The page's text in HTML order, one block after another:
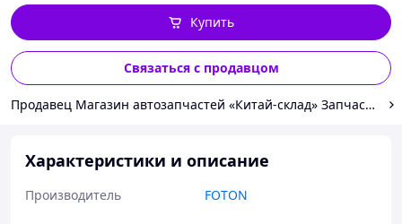
Купить
Связаться с продавцом
Продавец Магазин автозапчастей «Китай-склад» Запчасти
Характеристики и описание
Производитель FOTON